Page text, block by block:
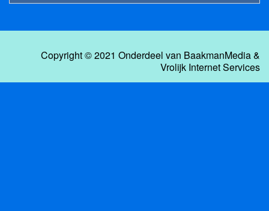
Copyright © 2021 Onderdeel van BaakmanMedia&
Vrolijk Internet Services